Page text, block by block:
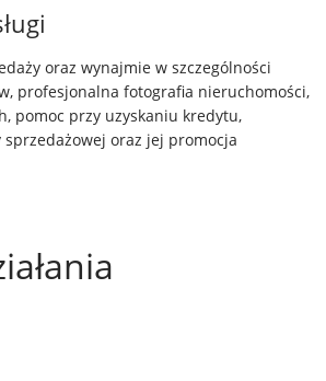
oraz wynajmie w szczególności
profesjonalna fotografia nieruchomości,
pomoc przy uzyskaniu kredytu,
oraz jej promocja